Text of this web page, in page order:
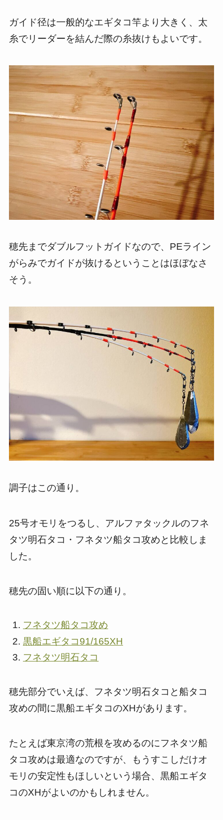
ガイド径は一般的なエギタコ竿より大きく、太
糸でリーダーを結んだ際の糸抜けもよいです。
穂先までダブルフットガイドなので、PEライン
がらみでガイドが抜けるということはほぼなさ
そう。
調子はこの通り。
25号オモリをつるし、アルファタックルのフネ
タツ明石タコ・フネタツ船タコ攻めと比較しま
した。
穂先の固い順に以下の通り。
フネタツ船タコ攻め
黒船エギタコ91/165XH
フネタツ明石タコ
穂先部分でいえば、フネタツ明石タコと船タコ
攻めの間に黒船エギタコのXHがあります。
たとえば東京湾の荒根を攻めるのにフネタツ船
タコ攻めは最適なのですが、もうすこしだけオ
モリの安定性もほしいという場合、黒船エギタ
コのXHがよいのかもしれません。